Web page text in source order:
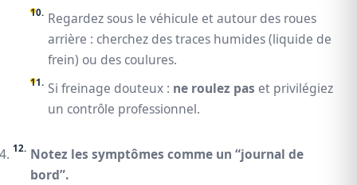
Regardez sous le véhicule et autour des roues
arrière : cherchez des traces humides (liquide de
frein) ou des coulures.
Si freinage douteux : ne roulez pas et privilégiez
un contrôle professionnel.
Notez les symptômes comme un “journal de
bord”.